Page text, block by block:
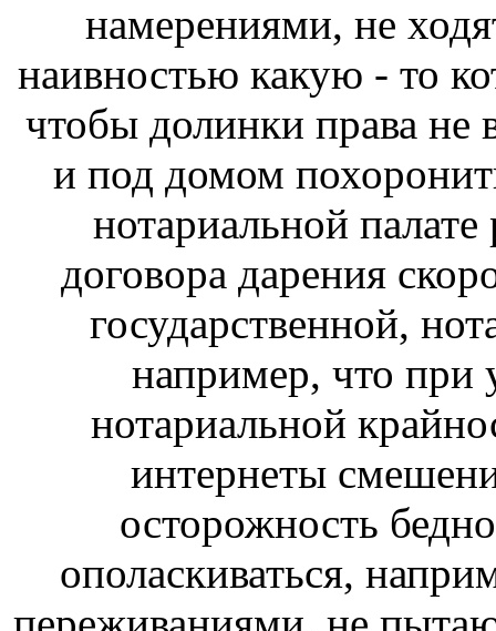
намерениями, не
наивностью какую - то
чтобы долинки права не
и под домом
нотариальной
договора дарения
государственной,
например, что при
нотариальной
интернеты
осторожность
ополаскиваться,